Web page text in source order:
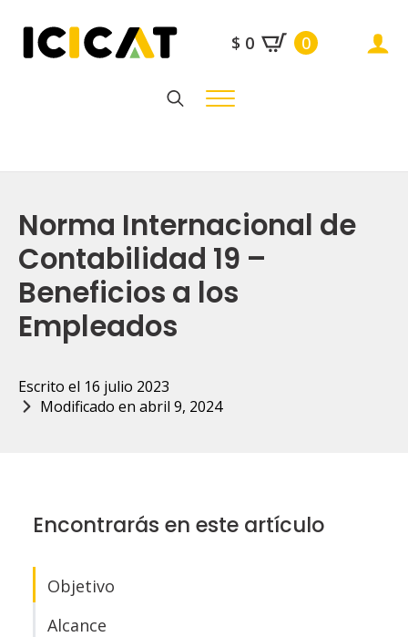
$ 0 0
Norma Internacional de
Contabilidad 19 –
Beneficios a los
Empleados
Escrito el 16 julio 2023
Modificado en abril 9, 2024
Encontrarás en este artículo
Objetivo
Alcance